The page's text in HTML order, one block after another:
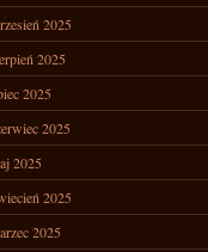
2025
2025
2025
2025
2025
2025
2025